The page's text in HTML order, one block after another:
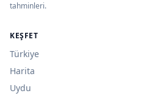
tahminleri.
KEŞFET
Türkiye
Harita
Uydu